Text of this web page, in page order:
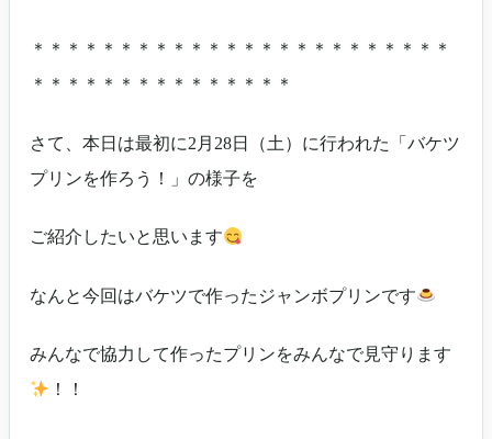
＊＊＊＊＊＊＊＊＊＊＊＊＊＊＊＊＊＊＊＊＊＊＊＊
＊＊＊＊＊＊＊＊＊＊＊＊＊＊＊
さて、本日は最初に2月28日（土）に行われた「バケツ
プリンを作ろう！」の様子を
ご紹介したいと思います
なんと今回はバケツで作ったジャンボプリンです
みんなで協力して作ったプリンをみんなで見守ります
！！